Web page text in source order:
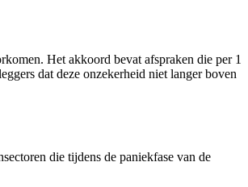
Het akkoord bevat afspraken die per 1
dat deze onzekerheid niet langer boven
die tijdens de paniekfase van de